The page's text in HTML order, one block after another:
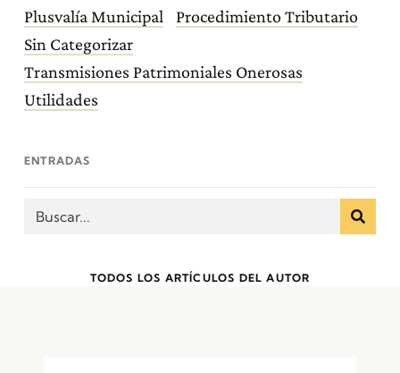
Plusvalía Municipal
Procedimiento Tributario
Sin Categorizar
Transmisiones Patrimoniales Onerosas
Utilidades
ENTRADAS
TODOS LOS ARTÍCULOS DEL AUTOR